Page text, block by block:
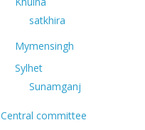
satkhira
Mymensingh
Sylhet
Sunamganj
Central committee